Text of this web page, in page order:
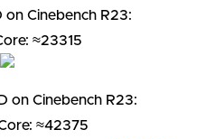
Cinebench R23:
≈23315
on Cinebench R23:
≈42375